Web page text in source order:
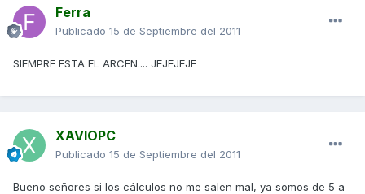
Ferra
Publicado 15 de Septiembre del 2011
SIEMPRE ESTA EL ARCEN.... JEJEJEJE
XAVIOPC
Publicado 15 de Septiembre del 2011
Bueno señores si los cálculos no me salen mal, ya somos de 5 a